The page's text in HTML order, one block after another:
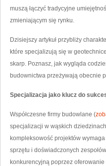
muszą łączyć tradycyjne
zmieniającym się rynku.
Dzisiejszy artykuł przybliży
które specjalizują się w
skarp. Poznasz, jak wygląda
budownictwa przeżywają obecnie
Specjalizacja jako klucz do
Współczesne firmy budowlane (
specjalizacji w wąskich
kompleksowość projektów
sprzętu i doświadczonych
konkurencyjną poprzez